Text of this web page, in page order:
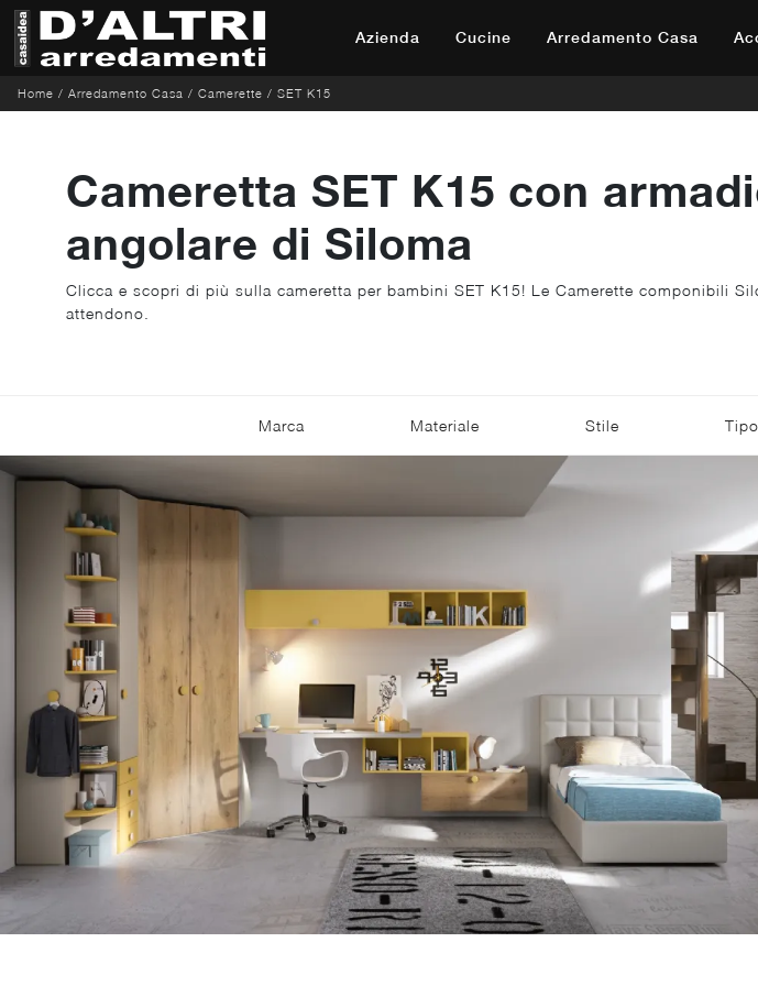
Azienda Cucine Arredamento Casa
Home / Arredamento Casa / Camerette / SET K15
Cameretta SET K15 con
angolare di Siloma
Clicca e scopri di più sulla cameretta per bambini SET K15! Le Camerette componibili
attendono.
Marca Materiale Stile